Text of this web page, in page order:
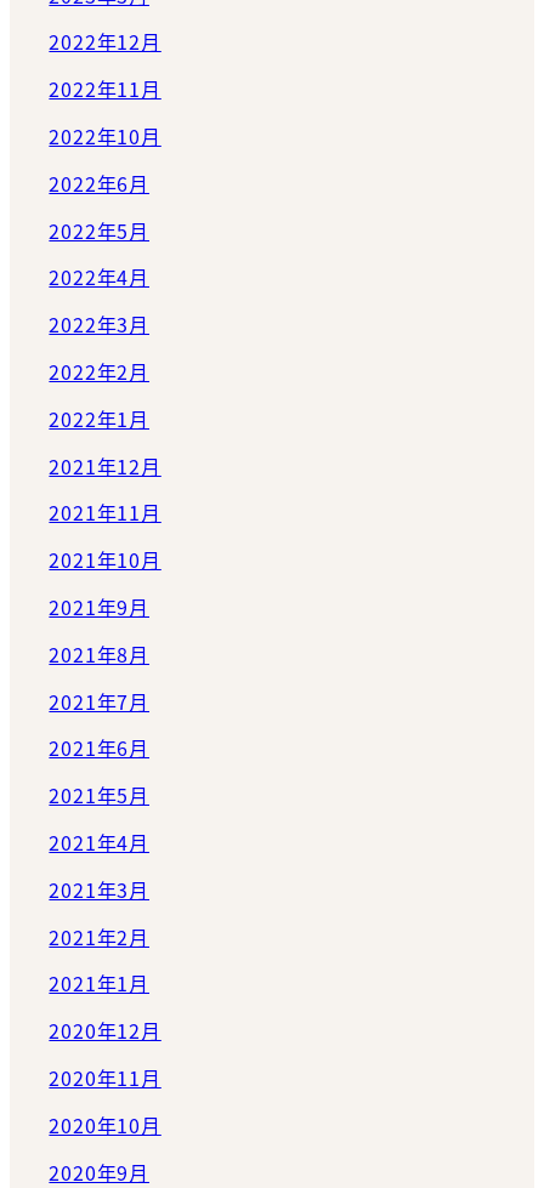
2022年12月
2022年11月
2022年10月
2022年6月
2022年5月
2022年4月
2022年3月
2022年2月
2022年1月
2021年12月
2021年11月
2021年10月
2021年9月
2021年8月
2021年7月
2021年6月
2021年5月
2021年4月
2021年3月
2021年2月
2021年1月
2020年12月
2020年11月
2020年10月
2020年9月